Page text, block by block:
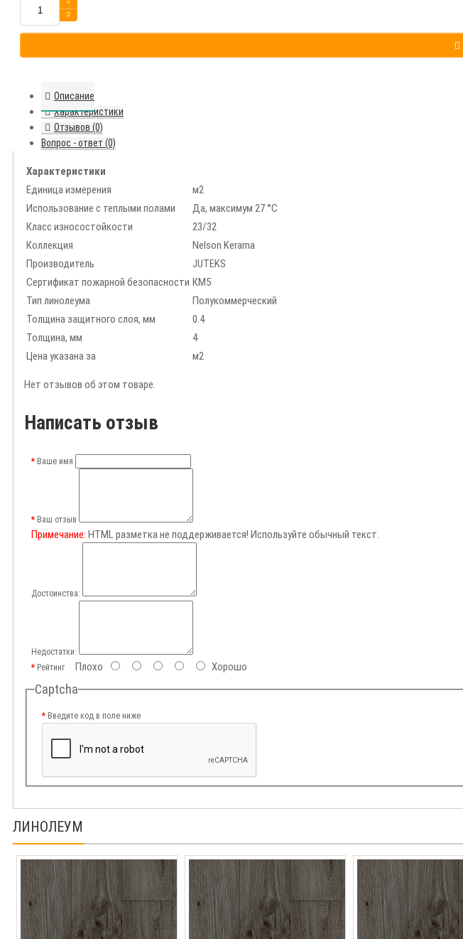
Описание
Характеристики
Отзывов (0)
Вопрос - ответ (0)
Характеристики
Единица измерения
м2
Использование с теплыми полами
Да, максимум 27 °C
Класс износостойкости
23/32
Коллекция
Nelson Kerama
Производитель
JUTEKS
Сертификат пожарной безопасности КМ5
Тип линолеума
Полукоммерческий
Толщина защитного слоя, мм
0.4
Толщина, мм
4
Цена указана за
м2
Нет отзывов об этом товаре.
Написать отзыв
Ваше имя
Ваш отзыв
Примечание: HTML разметка не поддерживается! Используйте обычный текст.
Достоинства:
Недостатки:
РейтингПлохо Хорошо
Captcha
Введите код в поле ниже
ЛИНОЛЕУМ